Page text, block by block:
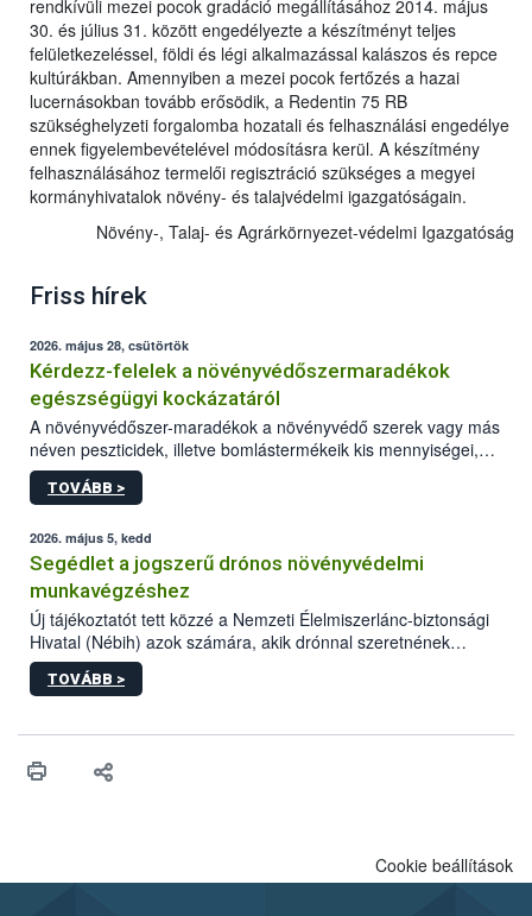
rendkívüli mezei pocok gradáció megállításához 2014. május
30. és július 31. között engedélyezte a készítményt teljes
felületkezeléssel, földi és légi alkalmazással kalászos és repce
kultúrákban. Amennyiben a mezei pocok fertőzés a hazai
lucernásokban tovább erősödik, a Redentin 75 RB
szükséghelyzeti forgalomba hozatali és felhasználási engedélye
ennek figyelembevételével módosításra kerül. A készítmény
felhasználásához termelői regisztráció szükséges a megyei
kormányhivatalok növény- és talajvédelmi igazgatóságain.
Növény-, Talaj- és Agrárkörnyezet-védelmi Igazgatóság
Friss hírek
2026. május 28, csütörtök
Kérdezz-felelek a növényvédőszermaradékok
egészségügyi kockázatáról
A növényvédőszer-maradékok a növényvédő szerek vagy más
néven peszticidek, illetve bomlástermékeik kis mennyiségei,
melyek a terményekben vagy azok felületén a betakarítást,
szüretelést, illetve tárolást követően is megmaradhatnak. Az
mennyiségének esetenként a kezelt terményeken is jelen kell
lennie. Nem minden élelmiszer tartalmaz szermaradékot.
Azokban az élelmiszerekben is, melyekben kimutathatóak,
általában csak nagyon kis mennyiségben vannak jelen, így nem
jelenthetnek kockázatot a fogyasztó egészségére nézve.
TOVÁBB >
2026. május 5, kedd
Segédlet a jogszerű drónos növényvédelmi
munkavégzéshez
Új tájékoztatót tett közzé a Nemzeti Élelmiszerlánc-biztonsági
Hivatal (Nébih) azok számára, akik drónnal szeretnének
növényvédelmi vagy tápanyag-gazdálkodási tevékenységet
végezni Magyarországon. Az összefoglaló részletesen
műszaki és hatósági feltételek.
TOVÁBB >
Cookie beállítások